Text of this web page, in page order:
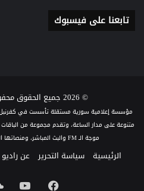
تابعنا على فيسبوك
© 2026 جميع الحقوق محفوظة لفرش أون لاين
متنوعة على مدار الساعة، وتقدم مجموعة من الباقات
موجة الـ FM والبث المباشر، ومنصاتها المختلفة على السوشيال ميديا.
الرئيسية سياسة التحرير عن
فيسبوك